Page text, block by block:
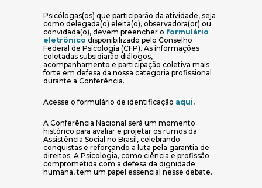
Psicólogas(os) que participarão da atividade, seja
como delegada(o) eleita(o), observadora(or) ou
convidada(o), devem preencher o formulário
eletrônico (abre em nova janela)
disponibilizado pelo Conselho
Federal de Psicologia (CFP). As informações
coletadas subsidiarão diálogos,
acompanhamento e participação coletiva mais
forte em defesa da nossa categoria profissional
durante a Conferência.
Acesse o formulário de identificação aqui.(abre em nova
A Conferência Nacional será um momento
histórico para avaliar e projetar os rumos da
Assistência Social no Brasil, celebrando
conquistas e reforçando a luta pela garantia de
direitos. A Psicologia, como ciência e profissão
comprometida com a defesa da dignidade
humana, tem um papel essencial nesse debate.